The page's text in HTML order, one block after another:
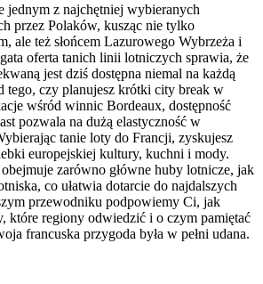
jednym z najchętniej wybieranych
przez Polaków, kusząc nie tylko
ale też słońcem Lazurowego Wybrzeża i
oferta tanich linii lotniczych sprawia, że
jest dziś dostępna niemal na każdą
tego, czy planujesz krótki city break w
wśród winnic Bordeaux, dostępność
pozwala na dużą elastyczność w
tanie loty do Francji, zyskujesz
europejskiej kultury, kuchni i mody.
obejmuje zarówno główne huby lotnicze, jak
co ułatwia dotarcie do najdalszych
przewodniku podpowiemy Ci, jak
które regiony odwiedzić i o czym pamiętać
francuska przygoda była w pełni udana.